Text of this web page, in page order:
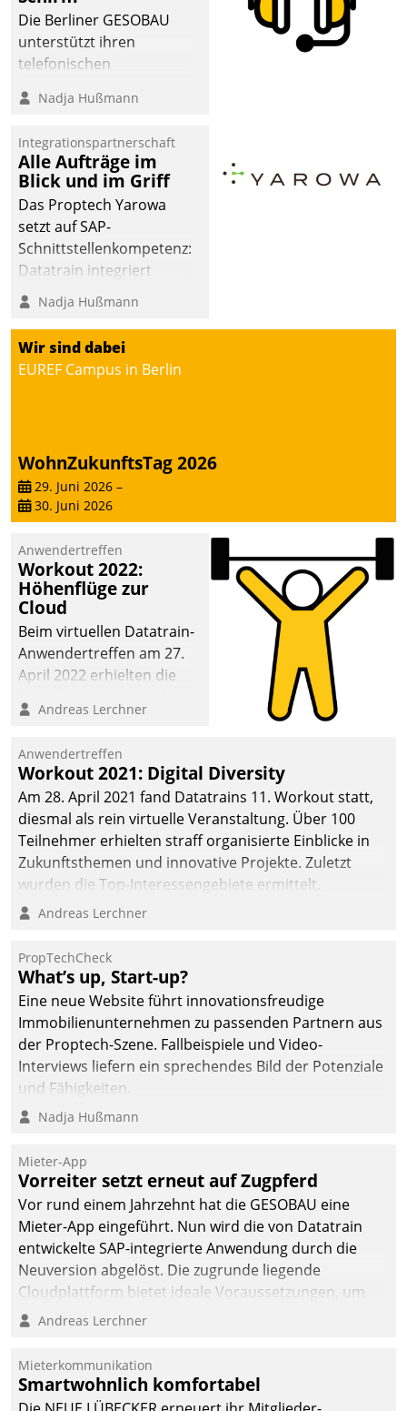
die Bereitschaft, sich zu überprüfen, zu hinterfragen
und zu verändern.
Die Berliner GESOBAU
unterstützt ihren
telefonischen
digitalen Cockpit, das
passende Fragen und
Schlagworte auswirft.
Eine intuitive
Dialogführung ermöglicht
dem externen
Serviceteam, Anrufe von
Mietenden zügiger und
effizienter zu bearbeiten.
Nadja Hußmann
Integrationspartnerschaft
Alle Aufträge im
Blick und im Griff
Das Proptech Yarowa
setzt auf SAP-
Schnittstellenkompetenz:
Datatrain integriert
Yarowas Portal zur
Vergabe und Verwaltung
von Aufträgen der
operativen
Instandhaltung in die
– und beschleunigt damit
den Weg vom
Mieteranliegen zum
Nadja Hußmann
Wir sind dabei
EUREF Campus in Berlin
WohnZukunftsTag 2026
29. Juni 2026 –
30. Juni 2026
Anwendertreffen
Workout 2022:
Höhenflüge zur
Cloud
Beim virtuellen Datatrain-
Anwendertreffen am 27.
April 2022 erhielten die
Teilnehmer kurzweilige
Cloud-Strategien und -
Lösungen mit hohem
Zukunftspotenzial.
Andreas Lerchner
Anwendertreffen
Workout 2021: Digital Diversity
Am 28. April 2021 fand Datatrains 11. Workout statt,
diesmal als rein virtuelle Veranstaltung. Über 100
Teilnehmer erhielten straff organisierte Einblicke in
Zukunftsthemen und innovative Projekte. Zuletzt
wurden die Top-Interessengebiete ermittelt.
Andreas Lerchner
PropTechCheck
What’s up, Start-up?
Eine neue Website führt innovationsfreudige
Immobilienunternehmen zu passenden Partnern aus
der Proptech-Szene. Fallbeispiele und Video-
Interviews liefern ein sprechendes Bild der Potenziale
und Fähigkeiten.
Nadja Hußmann
Mieter-App
Vorreiter setzt erneut auf Zugpferd
Vor rund einem Jahrzehnt hat die GESOBAU eine
Mieter-App eingeführt. Nun wird die von Datatrain
entwickelte SAP-integrierte Anwendung durch die
Neuversion abgelöst. Die zugrunde liegende
Cloudplattform bietet ideale Voraussetzungen, um
die Funktionalität der App zu erweitern und weitere
integrieren.
Andreas Lerchner
Mieterkommunikation
Smartwohnlich komfortabel